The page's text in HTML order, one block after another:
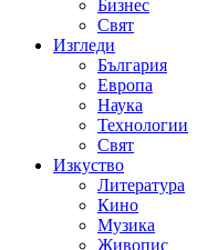
Бизнес
Свят
Изгледи
България
Европа
Наука
Технологии
Свят
Изкуство
Литература
Кино
Музика
Живопис